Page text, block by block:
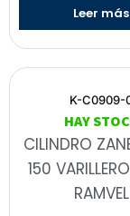
Leer más
K-C0909-
HAY
CILINDRO
150
RAMVEL